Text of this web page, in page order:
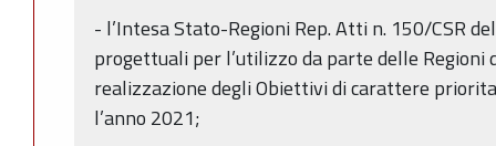
- l’Intesa Stato-Regioni Rep. Atti n. 150/CSR
progettuali per l’utilizzo da parte delle
realizzazione degli Obiettivi di carattere
l’anno 2021;